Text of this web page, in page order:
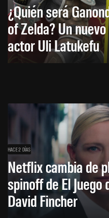
¿Quién será
of Zelda? Un
actor Uli Latukefu
HACE 2 DÍAS
Netflix cambia de
spinoff de El Juego
David Fincher